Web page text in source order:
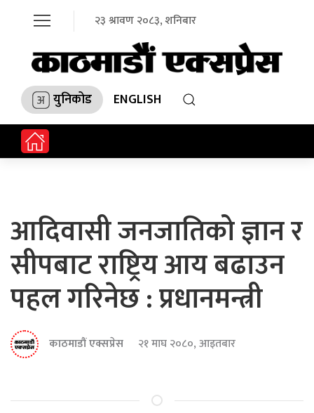
२३ श्रावण २०८३, शनिबार
युनिकोड ENGLISH
आदिवासी जनजातिको ज्ञान र
सीपबाट राष्ट्रिय आय बढाउन
पहल गरिनेछ : प्रधानमन्त्री
काठमाडौं एक्सप्रेस २१ माघ २०८०, आइतबार